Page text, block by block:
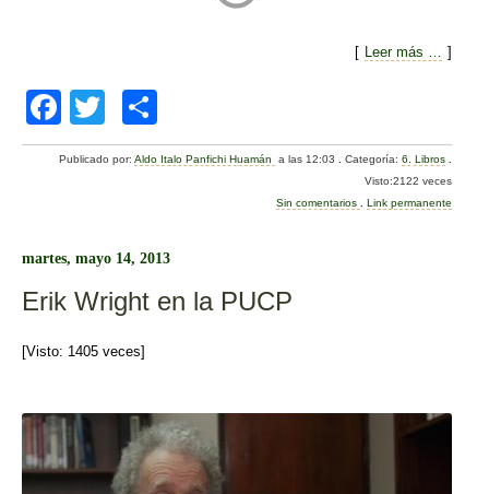
[ Leer más … ]
F
a
b
o
o
k
wi
tt
o
m
ar
Publicado por:Aldo Italo Panfichi Huamán a las 12:03 .Categoría:6. Libros
Visto:2122 veces
Sin comentarios
Link permanente
martes, mayo 14, 2013
Erik Wright en la PUCP
[Visto: 1405 veces]